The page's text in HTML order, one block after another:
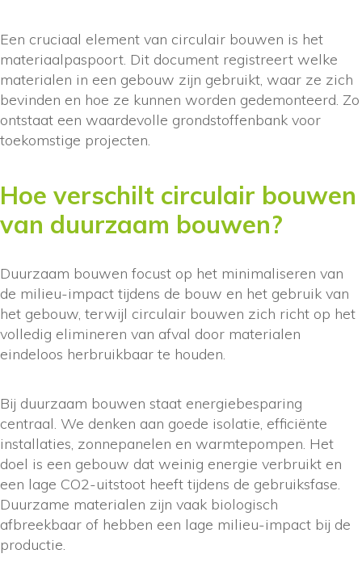
Een cruciaal element van circulair bouwen is het
materiaalpaspoort. Dit document registreert welke
materialen in een gebouw zijn gebruikt, waar ze zich
bevinden en hoe ze kunnen worden gedemonteerd. Zo
ontstaat een waardevolle grondstoffenbank voor
toekomstige projecten.
Hoe verschilt circulair bouwen
van duurzaam bouwen?
Duurzaam bouwen focust op het minimaliseren van
de milieu-impact tijdens de bouw en het gebruik van
het gebouw, terwijl circulair bouwen zich richt op het
volledig elimineren van afval door materialen
eindeloos herbruikbaar te houden.
Bij duurzaam bouwen staat energiebesparing
centraal. We denken aan goede isolatie, efficiënte
installaties, zonnepanelen en warmtepompen. Het
doel is een gebouw dat weinig energie verbruikt en
een lage CO2-uitstoot heeft tijdens de gebruiksfase.
Duurzame materialen zijn vaak biologisch
afbreekbaar of hebben een lage milieu-impact bij de
productie.